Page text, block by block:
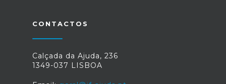
CONTACTOS
Calçada da Ajuda, 236
1349-037 LISBOA